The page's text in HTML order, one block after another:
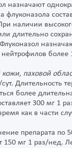
назначают
флуконазола
наличии
длительно
паховой
Длительность
более
300 мг 1
как в части
препарата по
150 мг 1 раз/нед.